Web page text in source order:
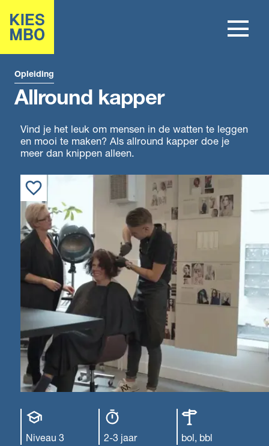
Opleiding
Allround kapper
Vind je het leuk om mensen in de watten te leggen
en mooi te maken? Als allround kapper doe je
meer dan knippen alleen.
Opleiding
niveau
Niveau 3
2-3 jaar
bol, bbl